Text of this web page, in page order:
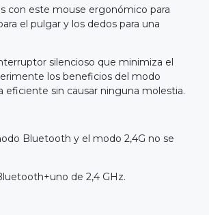
con este mouse ergonómico para
el pulgar y los dedos para una
silencioso que minimiza el
los beneficios del modo
eficiente sin causar ninguna molestia.
Bluetooth y el modo 2,4G no se
de 2,4 GHz.